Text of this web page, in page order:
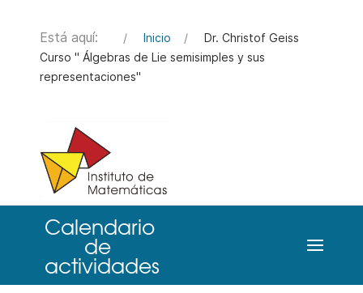
Está aquí: Inicio
Dr. Christof Geiss
Curso " Álgebras de Lie semisimples y sus
representaciones"